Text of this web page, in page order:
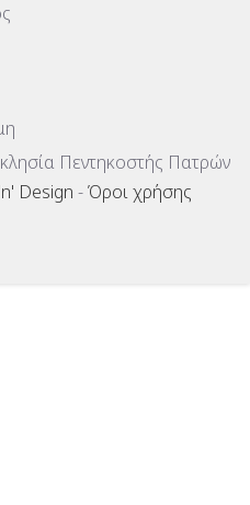
Πεντηκοστής Πατρών
Design -Όροι χρήσης